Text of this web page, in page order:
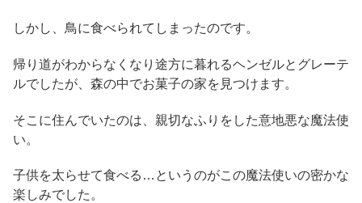
しかし、鳥に食べられてしまったのです。
帰り道がわからなくなり途方に暮れるヘンゼルとグレーテ
ルでしたが、森の中でお菓子の家を見つけます。
そこに住んでいたのは、親切なふりをした意地悪な魔法使
い。
子供を太らせて食べる…というのがこの魔法使いの密かな
楽しみでした。